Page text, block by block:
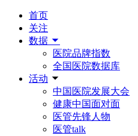
首页
关注
数据
医院品牌指数
全国医院数据库
活动
中国医院发展大会
健康中国面对面
医管先锋人物
医管talk